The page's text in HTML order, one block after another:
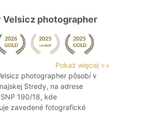
Velsicz photographer
Pokaż więcej >>
photographer pôsobí v
Stredy, na adrese
190/18, kde
zavedené fotografické